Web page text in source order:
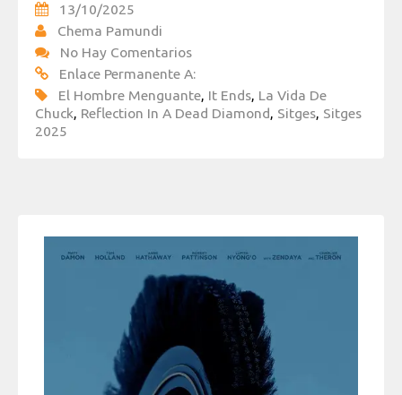
13/10/2025
Chema Pamundi
No Hay Comentarios
Enlace Permanente A:
El Hombre Menguante, It Ends, La Vida De
Chuck, Reflection In A Dead Diamond, Sitges, Sitges
2025